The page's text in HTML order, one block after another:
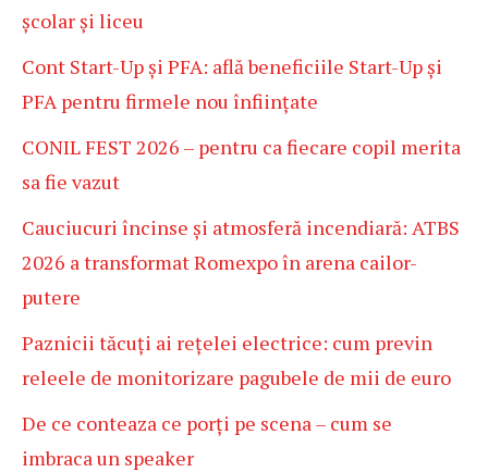
școlar și liceu
Cont Start-Up și PFA: află beneficiile Start-Up și
PFA pentru firmele nou înființate
CONIL FEST 2026 – pentru ca fiecare copil merita
sa fie vazut
Cauciucuri încinse și atmosferă incendiară: ATBS
2026 a transformat Romexpo în arena cailor-
putere
Paznicii tăcuți ai rețelei electrice: cum previn
releele de monitorizare pagubele de mii de euro
De ce conteaza ce porți pe scena – cum se
imbraca un speaker